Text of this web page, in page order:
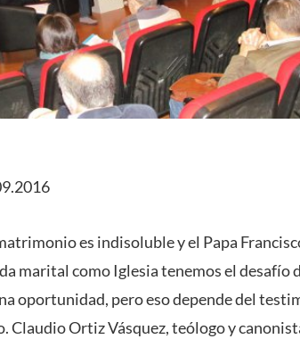
es indisoluble y el Papa
marital como Iglesia tenemos el desafío
oportunidad, pero eso depende del
Claudio Ortiz Vásquez, teólogo y